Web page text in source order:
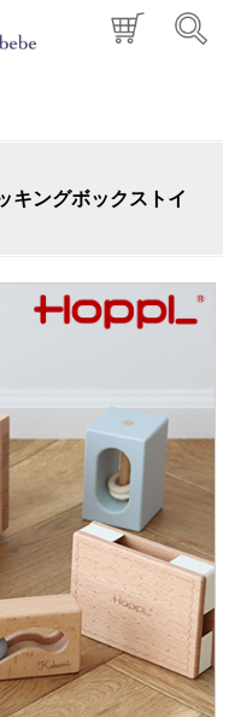
キングボックストイ